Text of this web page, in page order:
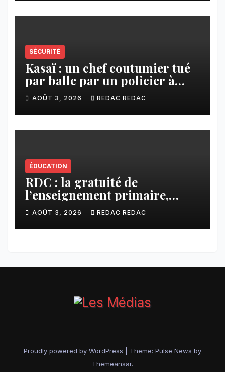
SÉCURITÉ
Kasaï : un chef coutumier tué
par balle par un policier à
Kamuesha, la tension monte
AOÛT 3, 2026 REDAC REDAC
ÉDUCATION
RDC : la gratuité de
l’enseignement primaire,
vision phare du Président
Félix Tshisekedi réaffirmée
par une circulaire du
AOÛT 3, 2026 REDAC REDAC
Proudly powered by WordPress Theme: Pulse News by
Themeansar.